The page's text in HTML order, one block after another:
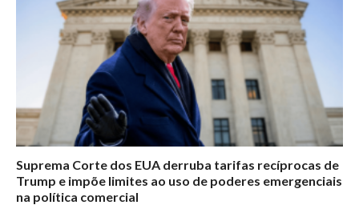
Suprema Corte dos EUA derruba tarifas recíprocas de
Trump e impõe limites ao uso de poderes emergenciais
na política comercial